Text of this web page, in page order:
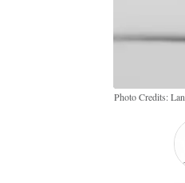
Photo Credits: